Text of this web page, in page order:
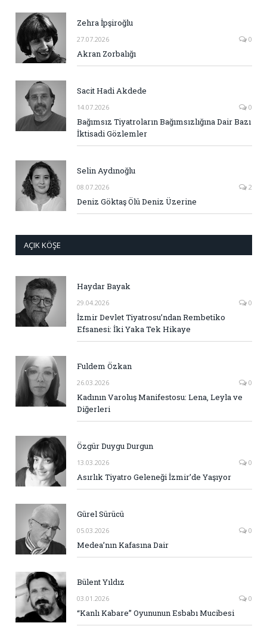
Zehra İpşiroğlu
27.07.2026 0
Akran Zorbalığı
Sacit Hadi Akdede
14.07.2026 0
Bağımsız Tiyatroların Bağımsızlığına Dair Bazı
İktisadi Gözlemler
Selin Aydınoğlu
08.07.2026 2
Deniz Göktaş Ölü Deniz Üzerine
AÇIK KÖŞE
Haydar Bayak
29.04.2026 0
İzmir Devlet Tiyatrosu’ndan Rembetiko
Efsanesi: İki Yaka Tek Hikaye
Fuldem Özkan
26.03.2026 0
Kadının Varoluş Manifestosu: Lena, Leyla ve
Diğerleri
Özgür Duygu Durgun
13.03.2026 0
Asırlık Tiyatro Geleneği İzmir’de Yaşıyor
Gürel Sürücü
05.03.2026 0
Medea’nın Kafasına Dair
Bülent Yıldız
03.01.2026 0
“Kanlı Kabare” Oyununun Esbabı Mucibesi